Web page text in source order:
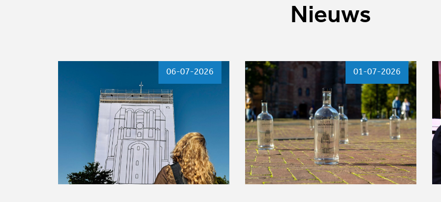
Nieuws
06-07-2026 01-07-2026